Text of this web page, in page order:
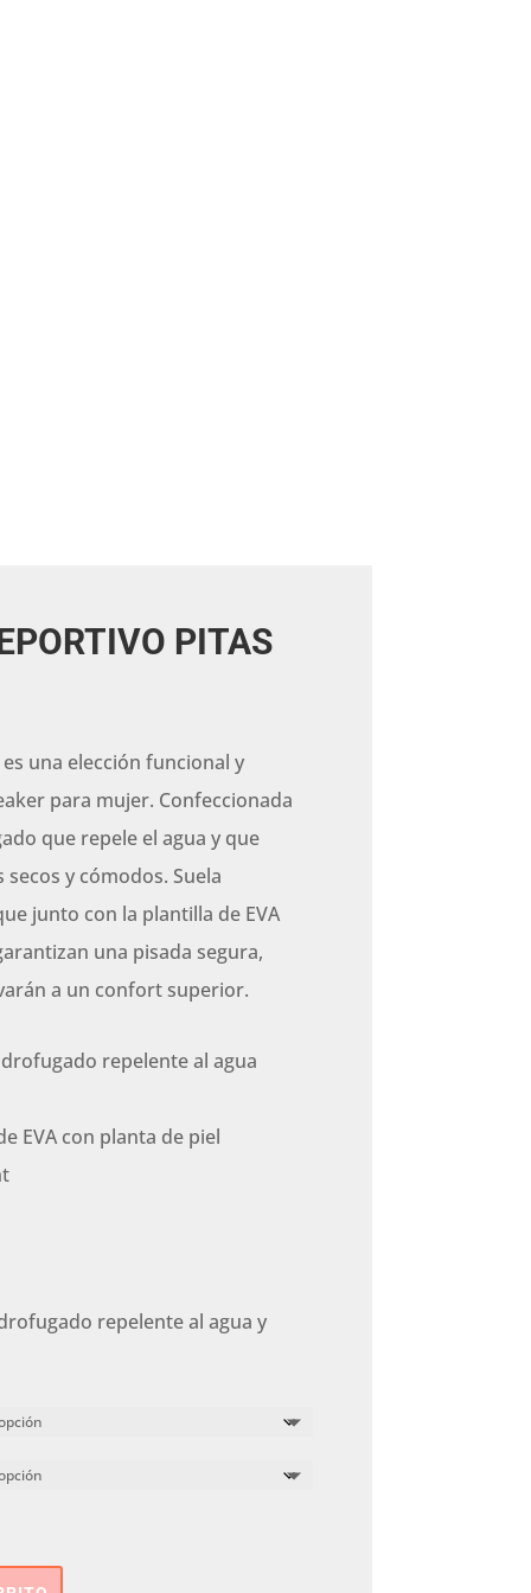
PITAS
una elección funcional y
para mujer. Confeccionada
que repele el agua y que
y cómodos. Suela
junto con la plantilla de EVA
una pisada segura,
a un confort superior.
repelente al agua
EVA con planta de piel
repelente al agua y